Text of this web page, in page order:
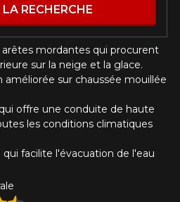
routiers
arêtes mordantes qui procurent
sur la neige et la glace.
améliorée sur chaussée mouillée
offre une conduite de haute
les conditions climatiques
qui facilite l'évacuation de l'eau
LA RECHERCHE